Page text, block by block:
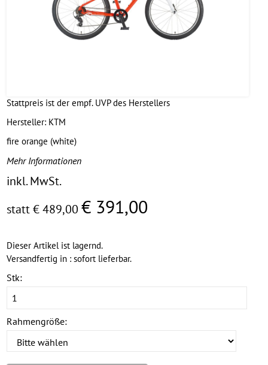
Stattpreis ist der empf. UVP des Herstellers
Hersteller: KTM
fire orange (white)
Mehr Informationen
inkl. MwSt.
statt € 489,00 € 391,00
Dieser Artikel ist lagernd.
Versandfertig in : sofort lieferbar.
Stk:
Rahmengröße: